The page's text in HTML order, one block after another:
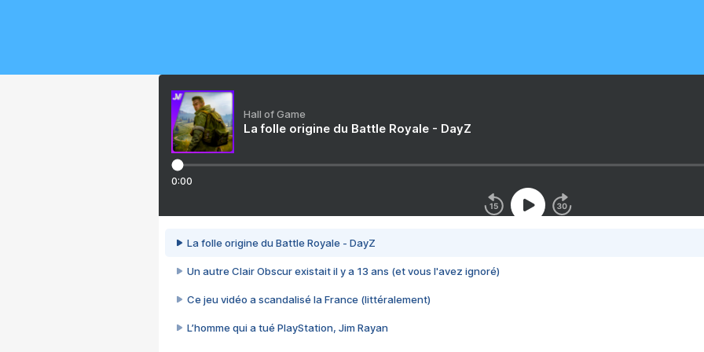
Hall of Game
La folle origine du Battle Royale - DayZ
0:00
La folle origine du Battle Royale - DayZ
Un autre Clair Obscur existait il y a 13 ans (et vous l'avez ignoré)
Ce jeu vidéo a scandalisé la France (littéralement)
L’homme qui a tué PlayStation, Jim Rayan